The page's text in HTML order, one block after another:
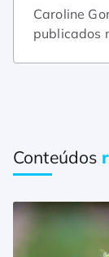
Caroline
publicados
Conteúdos